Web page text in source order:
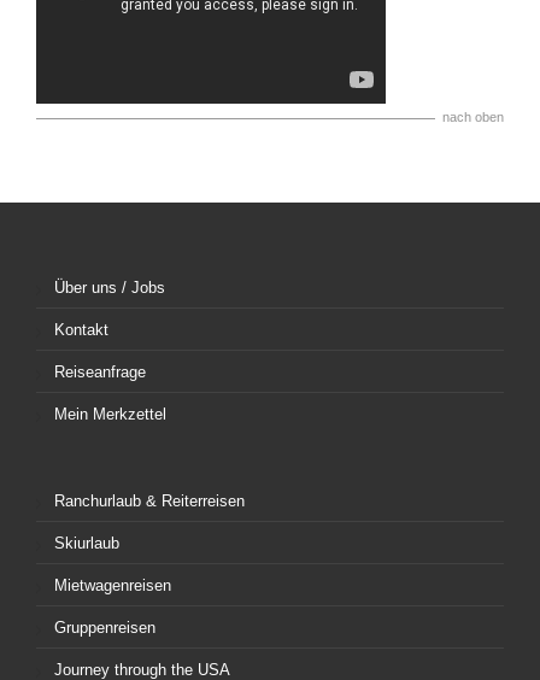
nach oben
Über uns / Jobs
Kontakt
Reiseanfrage
Mein Merkzettel
Ranchurlaub & Reiterreisen
Skiurlaub
Mietwagenreisen
Gruppenreisen
Journey through the USA